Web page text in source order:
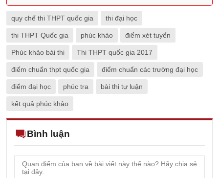
quy chế thi THPT quốc gia thi đại học
thi THPT Quốc gia phúc khảo điểm xét tuyển
Phúc khảo bài thi Thi THPT quốc gia 2017
điểm chuẩn thpt quốc gia điểm chuẩn các trường đại học
điểm đại học phúc tra bài thi tự luận
kết quả phúc khảo
Bình luận